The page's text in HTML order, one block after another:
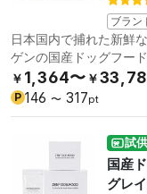
ブラン
日本国内で捕れた新鮮
ゲンの国産ドッグフー
リン。
￥ 1,364〜 ￥
P 146 〜 317pt
試
国産
グレ